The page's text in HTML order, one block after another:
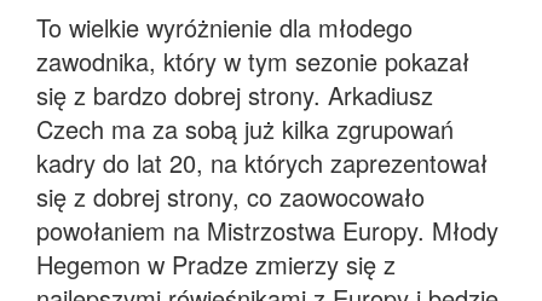
To wielkie wyróżnienie dla młodego
zawodnika, który w tym sezonie pokazał
się z bardzo dobrej strony. Arkadiusz
Czech ma za sobą już kilka zgrupowań
kadry do lat 20, na których zaprezentował
się z dobrej strony, co zaowocowało
powołaniem na Mistrzostwa Europy. Młody
Hegemon w Pradze zmierzy się z